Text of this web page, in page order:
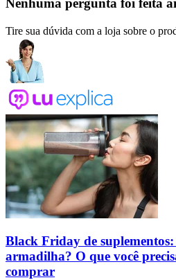
Nenhuma pergunta foi feita
Tire sua dúvida com a loja sobre o
Black Friday de
armadilha? O que você
comprar